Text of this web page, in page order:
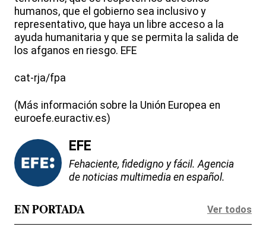
humanos, que el gobierno sea inclusivo y
representativo, que haya un libre acceso a la
ayuda humanitaria y que se permita la salida de
los afganos en riesgo. EFE
cat-rja/fpa
(Más información sobre la Unión Europea en
euroefe.euractiv.es)
EFE
Fehaciente, fidedigno y fácil. Agencia
de noticias multimedia en español.
EN PORTADA Ver todos